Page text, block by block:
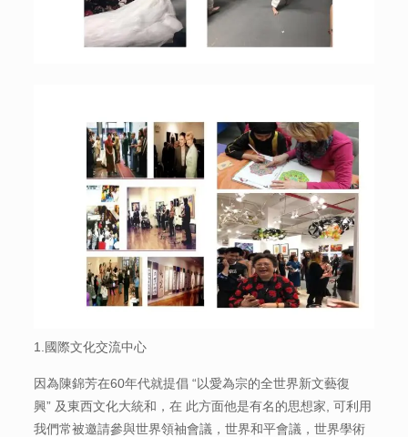
1.國際文化交流中心
因為陳錦芳在60年代就提倡 “以愛為宗的全世界新文藝復
興” 及東西文化大統和，在 此方面他是有名的思想家, 可利用
我們常被邀請參與世界領袖會議，世界和平會議，世界學術